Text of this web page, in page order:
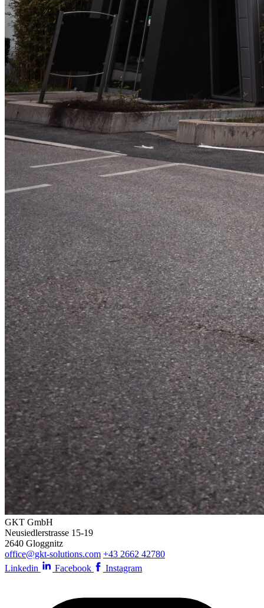
GKT GmbH
Neusiedlerstrasse 15-19
2640 Gloggnitz
office@gkt-solutions.com +43 2662 42780
Linkedin
Facebook Instagram